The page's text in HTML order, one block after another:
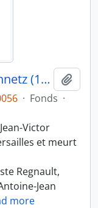
Directorat de Jean-Victor Schnetz (1841-1846)
· Fonds ·
Victor
et meurt
Regnault,
Jean
more